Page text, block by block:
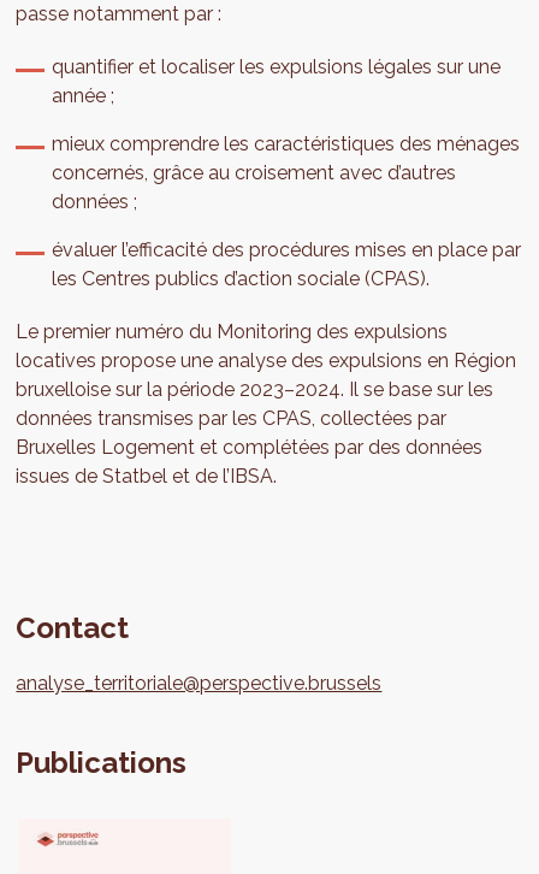
passe notamment par :
quantifier et localiser les expulsions légales sur une
année ;
mieux comprendre les caractéristiques des ménages
concernés, grâce au croisement avec d’autres
données ;
évaluer l’efficacité des procédures mises en place par
les Centres publics d’action sociale (CPAS).
Le premier numéro du Monitoring des expulsions
locatives propose une analyse des expulsions en Région
bruxelloise sur la période 2023–2024. Il se base sur les
données transmises par les CPAS, collectées par
Bruxelles Logement et complétées par des données
issues de Statbel et de l’IBSA.
Contact
analyse_territoriale@perspective.brussels
Publications